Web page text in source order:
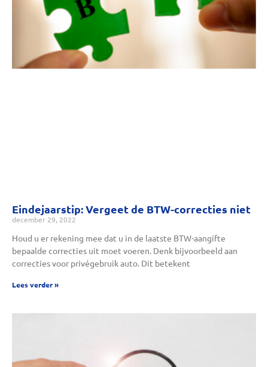
Eindejaarstip: Vergeet de BTW-correcties niet
december 29, 2022
Houd u er rekening mee dat u in de laatste BTW-aangifte
bepaalde correcties uit moet voeren. Denk bijvoorbeeld aan
correcties voor privégebruik auto. Dit betekent
Lees verder »